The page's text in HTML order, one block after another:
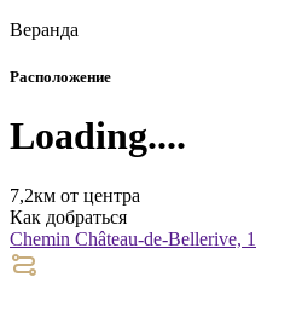
Веранда
Расположение
Loading....
7,2км от центра
Как добраться
Chemin Château-de-Bellerive, 1